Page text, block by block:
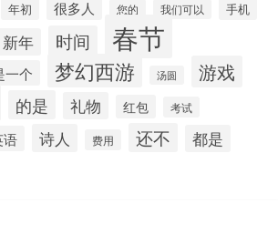
年初 很多人 您的 我们可以
手机
新年 时间 春节
一个 梦幻西游 汤圆 游戏
的是 礼物 红包 考试
语 诗人 费用 还不 都是